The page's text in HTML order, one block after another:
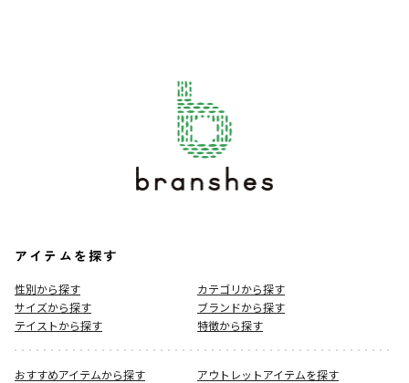
アイテムを探す
性別から探す
カテゴリから探す
サイズから探す
ブランドから探す
テイストから探す
特徴から探す
おすすめアイテムから探す
アウトレットアイテムを探す